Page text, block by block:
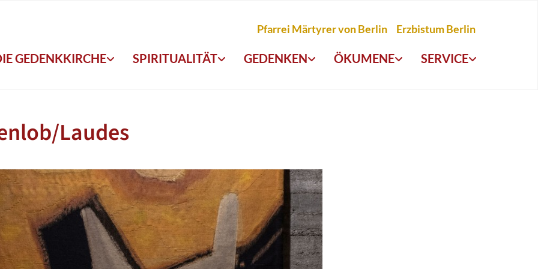
Pfarrei Märtyrer von Berlin Erzbistum Berlin
GEDENKKIRCHE SPIRITUALITÄT GEDENKEN ÖKUMENE SERVICE
Laudes